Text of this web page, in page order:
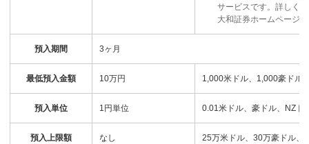
サービスです。詳しく
大和証券ホームページ
預入期間 3ヶ月
最低預入金額 10万円 1,000米ドル、1,000豪ドル
預入単位 1円単位 0.01米ドル、豪ドル、NZド
預入上限額 なし 25万米ドル、30万豪ドル、